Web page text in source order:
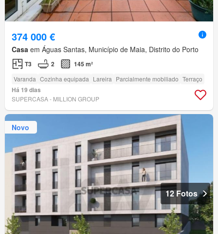
374 000 €
Casa em Águas Santas, Município de Maia, Distrito do Porto
T3 2 145 m²
Varanda Cozinha equipada Lareira Parcialmente mobiliado Terraço
Há 19 dias
SUPERCASA - MILLION GROUP
Novo
12 Fotos